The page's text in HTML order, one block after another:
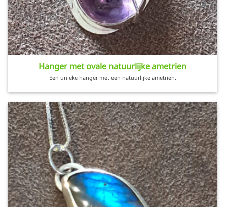
Hanger met ovale natuurlijke ametrien
Een unieke hanger met een natuurlijke ametrien.